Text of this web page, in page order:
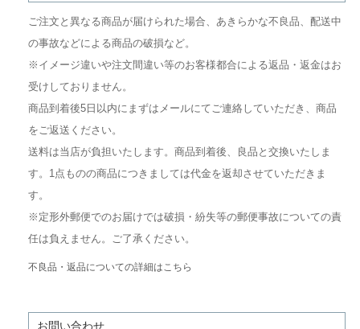
ご注文と異なる商品が届けられた場合、あきらかな不良品、配送中
の事故などによる商品の破損など。
※イメージ違いや注文間違い等のお客様都合による返品・返金はお
受けしておりません。
商品到着後5日以内にまずはメールにてご連絡していただき、商品
をご返送ください。
送料は当店が負担いたします。商品到着後、良品と交換いたしま
す。1点ものの商品につきましては代金を返却させていただきま
す。
※定形外郵便でのお届けでは破損・紛失等の郵便事故についての責
任は負えません。ご了承ください。
不良品・返品についての詳細はこちら
お問い合わせ